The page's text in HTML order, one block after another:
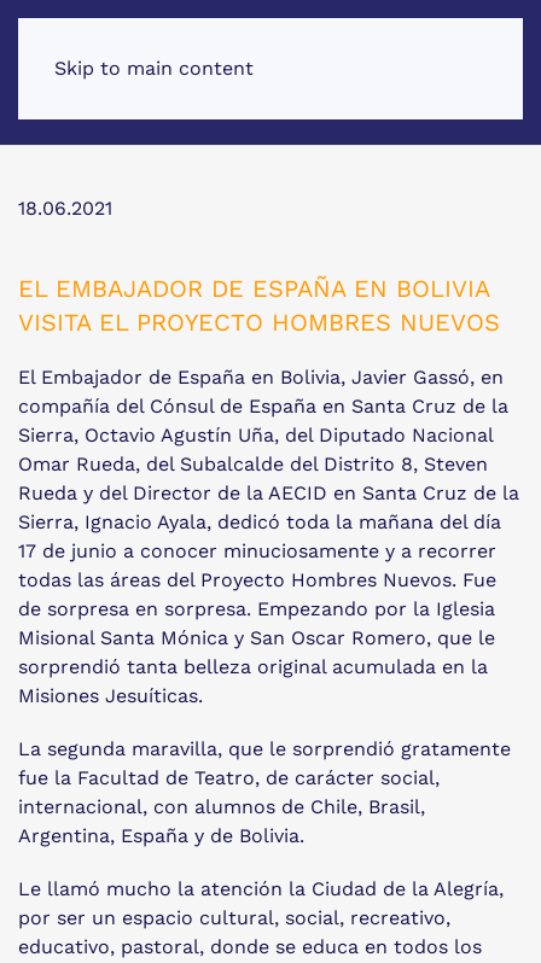
Skip to main content
18.06.2021
EL EMBAJADOR DE ESPAÑA EN BOLIVIA
VISITA EL PROYECTO HOMBRES NUEVOS
El Embajador de España en Bolivia, Javier Gassó, en
compañía del Cónsul de España en Santa Cruz de la
Sierra, Octavio Agustín Uña, del Diputado Nacional
Omar Rueda, del Subalcalde del Distrito 8, Steven
Rueda y del Director de la AECID en Santa Cruz de la
Sierra, Ignacio Ayala, dedicó toda la mañana del día
17 de junio a conocer minuciosamente y a recorrer
todas las áreas del Proyecto Hombres Nuevos. Fue
de sorpresa en sorpresa. Empezando por la Iglesia
Misional Santa Mónica y San Oscar Romero, que le
sorprendió tanta belleza original acumulada en la
Misiones Jesuíticas.
La segunda maravilla, que le sorprendió gratamente
fue la Facultad de Teatro, de carácter social,
internacional, con alumnos de Chile, Brasil,
Argentina, España y de Bolivia.
Le llamó mucho la atención la Ciudad de la Alegría,
por ser un espacio cultural, social, recreativo,
educativo, pastoral, donde se educa en todos los